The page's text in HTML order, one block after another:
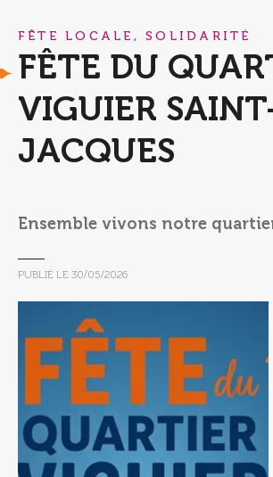
FÊTE LOCALE, SOLIDARITÉ
FÊTE DU
VIGUIER
JACQUES
Ensemble vivons notre
PUBLIÉ LE 30/05/2026